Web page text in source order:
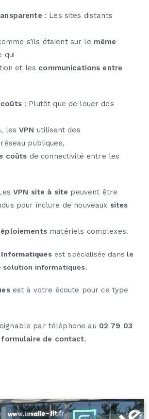
: Les sites distants
s’ils étaient sur le même
qui
et les communications entre
: Plutôt que de louer des
lesVPN utilisent des
publiques,
coûts de connectivité entre les
VPN site à site peuvent être
pour inclure de nouveaux sites
matériels complexes.
Informatiquesest spécialisée dans le
solution informatiques.
est à votre écoute pour ce type
par téléphone au 02 79 03
formulaire de contact.